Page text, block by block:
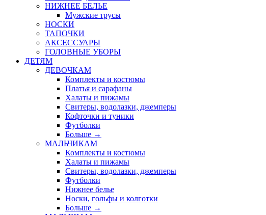
НИЖНЕЕ БЕЛЬЕ
Мужские трусы
НОСКИ
ТАПОЧКИ
АКСЕССУАРЫ
ГОЛОВНЫЕ УБОРЫ
ДЕТЯМ
ДЕВОЧКАМ
Комплекты и костюмы
Платья и сарафаны
Халаты и пижамы
Свитеры, водолазки, джемперы
Кофточки и туники
Футболки
Больше →
МАЛЬЧИКАМ
Комплекты и костюмы
Халаты и пижамы
Свитеры, водолазки, джемперы
Футболки
Нижнее белье
Носки, гольфы и колготки
Больше →